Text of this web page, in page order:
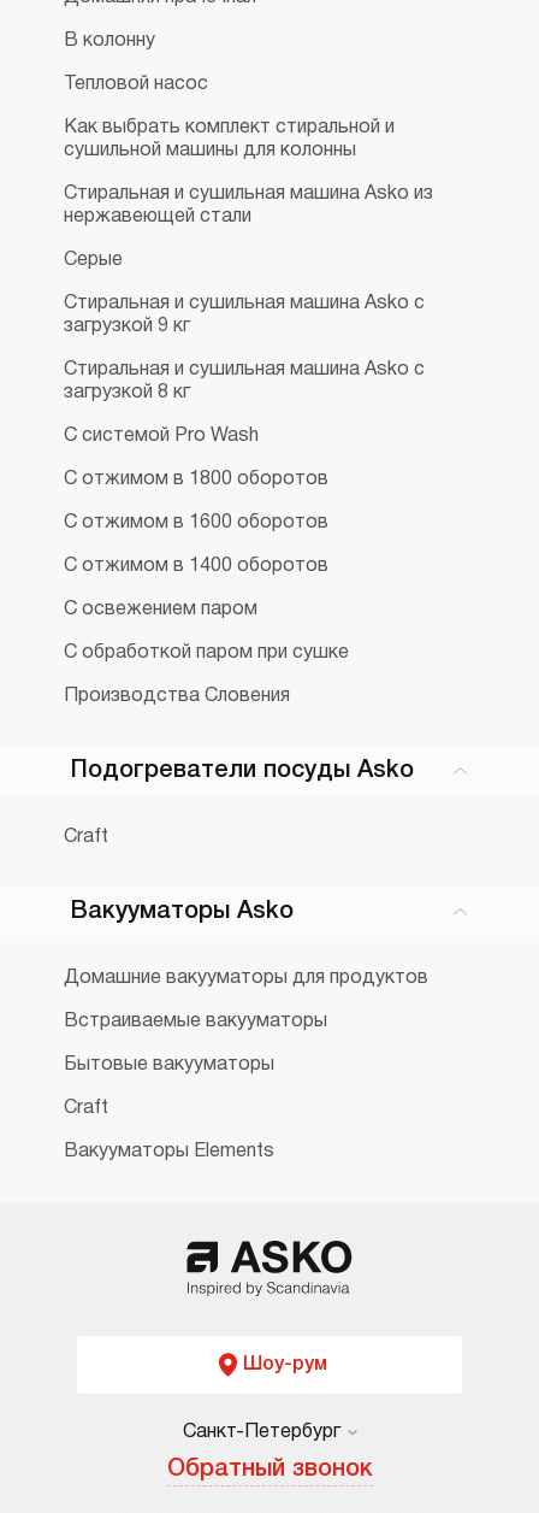
В колонну
Тепловой насос
Как выбрать комплект стиральной и
сушильной машины для колонны
Стиральная и сушильная машина Asko из
нержавеющей стали
Серые
Стиральная и сушильная машина Asko с
загрузкой 9 кг
Стиральная и сушильная машина Asko с
загрузкой 8 кг
С системой Pro Wash
С отжимом в 1800 оборотов
С отжимом в 1600 оборотов
С отжимом в 1400 оборотов
С освежением паром
С обработкой паром при сушке
Производства Словения
Подогреватели посуды Asko
Craft
Вакууматоры Asko
Домашние вакууматоры для продуктов
Встраиваемые вакууматоры
Бытовые вакууматоры
Craft
Вакууматоры Elements
Шоу-рум
Санкт-Петербург
Обратный звонок
Москва